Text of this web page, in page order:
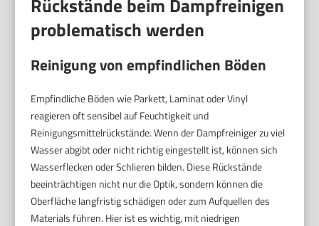
problematisch werden
Reinigung von empfindlichen Böden
Empfindliche Böden wie Parkett, Laminat oder Vinyl
reagieren oft sensibel auf Feuchtigkeit und
Reinigungsmittelrückstände. Wenn der Dampfreiniger zu viel
Wasser abgibt oder nicht richtig eingestellt ist, können sich
Wasserflecken oder Schlieren bilden. Diese Rückstände
beeinträchtigen nicht nur die Optik, sondern können die
Oberfläche langfristig schädigen oder zum Aufquellen des
Materials führen. Hier ist es wichtig, mit niedrigen